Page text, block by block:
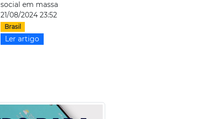
social em massa
21/08/2024 23:52
Brasil
Ler artigo